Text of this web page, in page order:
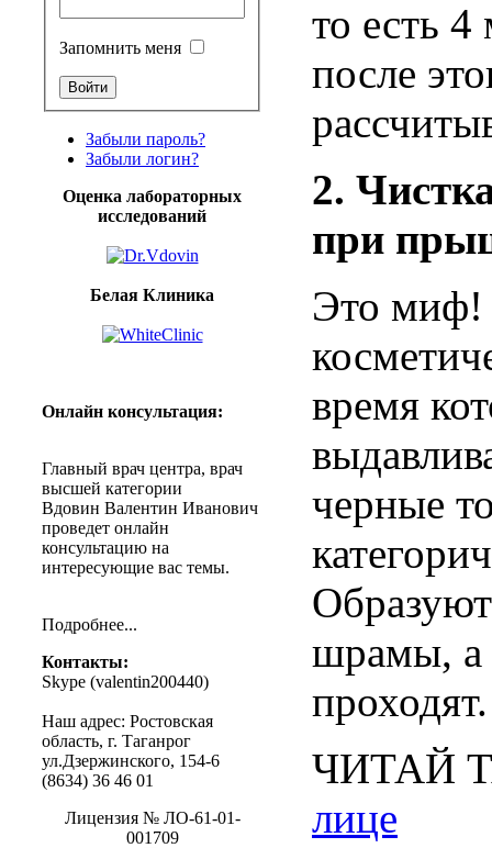
Запомнить меня
Забыли пароль?
Забыли логин?
Оценка лабораторных
исследований
Белая Клиника
Онлайн консультация:
Главный врач центра, врач
высшей категории
Вдовин Валентин Иванович
проведет онлайн
консультацию на
интересующие вас темы.
Подробнее...
Контакты:
Skype (valentin200440)
Наш адрес: Ростовская
область, г. Таганрог
ул.Дзержинского, 154-6
(8634) 36 46 01
Лицензия№ ЛО-61-01-
001709
то есть 4
после
2.
при
Это
время
черные
шрамы, а
проходят.
ЧИТАЙ
лице